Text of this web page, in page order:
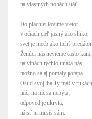
na vlastných nohách stáť.
Do plachiet lovíme vietor,
v očiach cieľ jasný ako slnko,
svet je niečo ako tichý predátor.
Ženúci nás nevieme často kam,
na vlnách rýchlo unáša nás,
možno sa aj pomaly potápa.
Osud svoj iba Ty máš v rukách,
mlč, na nič sa nepýtaj,
odpoved je ukrytá,
nájsť ju musíš sám.